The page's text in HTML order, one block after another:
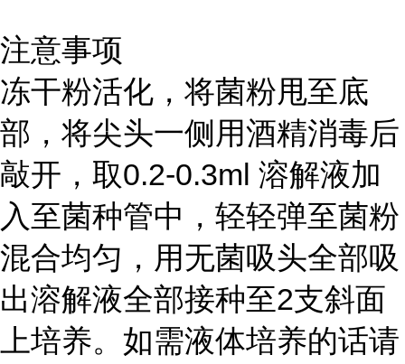
注意事项
冻干粉活化，将菌粉甩至底
部，将尖头一侧用酒精消毒后
敲开，取0.2-0.3ml 溶解液加
入至菌种管中，轻轻弹至菌粉
混合均匀，用无菌吸头全部吸
出溶解液全部接种至2支斜面
上培养。如需液体培养的话请